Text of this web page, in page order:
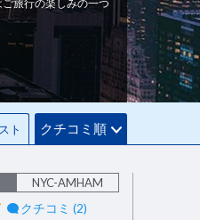
旅行の楽しみの一つ
ト クチコミ順
NYC-AMHAM
クチコミ (2)